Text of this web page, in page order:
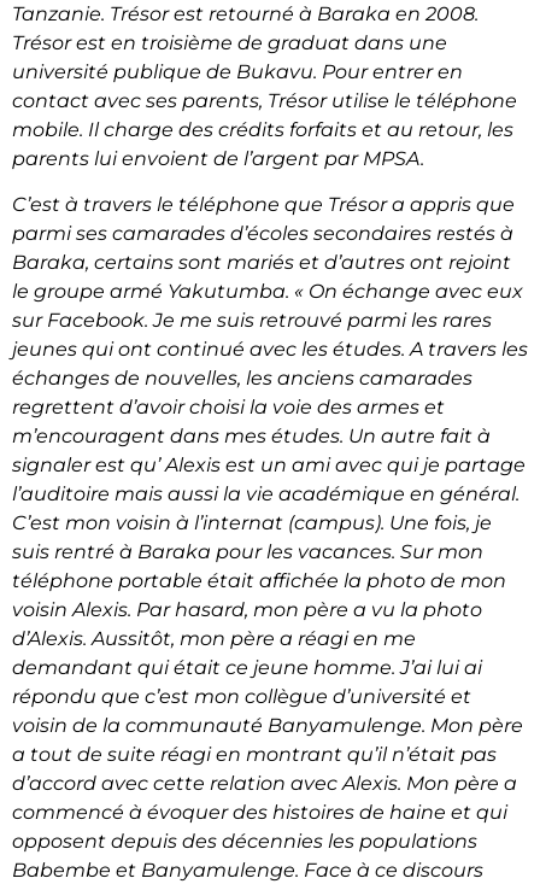
Tanzanie. Trésor est retourné à Baraka en 2008.
Trésor est en troisième de graduat dans une
université publique de Bukavu. Pour entrer en
contact avec ses parents, Trésor utilise le téléphone
mobile. Il charge des crédits forfaits et au retour, les
parents lui envoient de l’argent par MPSA.
C’est à travers le téléphone que Trésor a appris que
parmi ses camarades d’écoles secondaires restés à
Baraka, certains sont mariés et d’autres ont rejoint
le groupe armé Yakutumba. « On échange avec eux
sur Facebook. Je me suis retrouvé parmi les rares
jeunes qui ont continué avec les études. A travers les
échanges de nouvelles, les anciens camarades
regrettent d’avoir choisi la voie des armes et
m’encouragent dans mes études. Un autre fait à
signaler est qu’ Alexis est un ami avec qui je partage
l’auditoire mais aussi la vie académique en général.
C’est mon voisin à l’internat (campus). Une fois, je
suis rentré à Baraka pour les vacances. Sur mon
téléphone portable était affichée la photo de mon
voisin Alexis. Par hasard, mon père a vu la photo
d’Alexis. Aussitôt, mon père a réagi en me
demandant qui était ce jeune homme. J’ai lui ai
répondu que c’est mon collègue d’université et
voisin de la communauté Banyamulenge. Mon père
a tout de suite réagi en montrant qu’il n’était pas
d’accord avec cette relation avec Alexis. Mon père a
commencé à évoquer des histoires de haine et qui
opposent depuis des décennies les populations
Babembe et Banyamulenge. Face à ce discours